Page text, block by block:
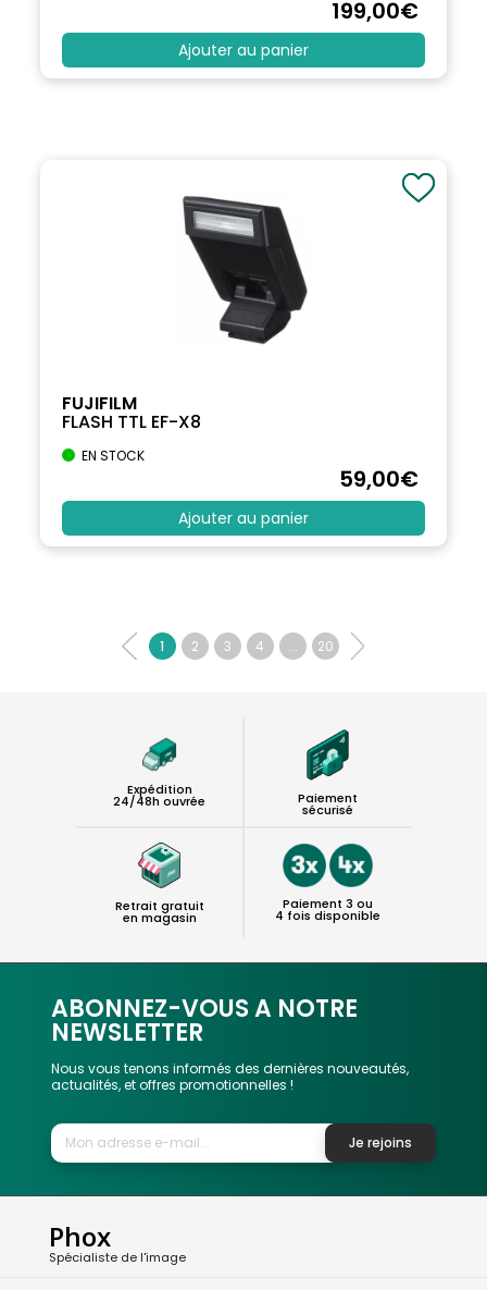
199,00€
Ajouter au panier
FUJIFILM
FLASH TTL EF-X8
EN STOCK
59,00€
Ajouter au panier
1 2 3 4 ... 20
Expédition
24/48h ouvrée Paiement
sécurisé
Retrait gratuit
en magasin
Paiement 3 ou
4 fois disponible
ABONNEZ-VOUS A NOTRE
NEWSLETTER
Nous vous tenons informés des dernières nouveautés,
actualités, et offres promotionnelles !
Je rejoins
Phox
Spécialiste de l'image